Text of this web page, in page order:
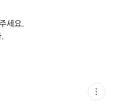
세요.
현
재